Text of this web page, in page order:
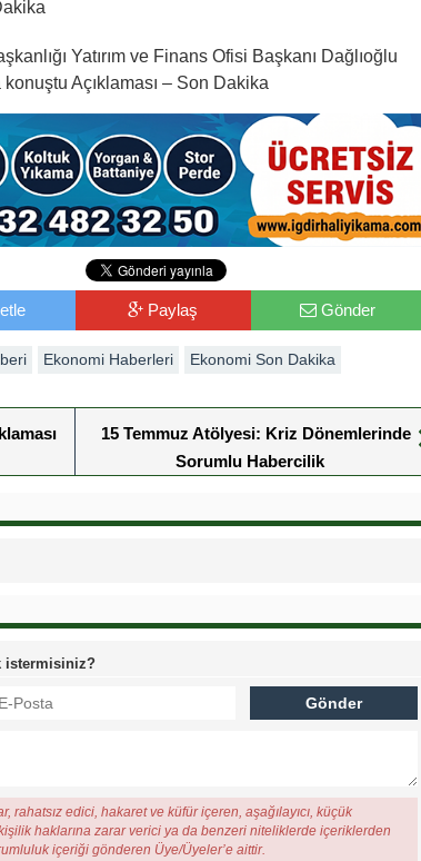
Yatırım ve Finans Ofisi Başkanı Dağlıoğlu
Açıklaması – Son Dakika
Paylaş Gönder
Ekonomi Haberleri Ekonomi Son Dakika
15 Temmuz Atölyesi: Kriz Dönemlerinde
Sorumlu Habercilik
istermisiniz?
rahatsız edici, hakaret ve küfür içeren, aşağılayıcı, küçük
haklarına zarar verici ya da benzeri niteliklerde içeriklerden
içeriği gönderen Üye/Üyeler’e aittir.